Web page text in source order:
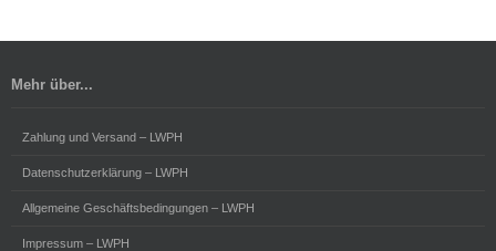
Mehr über...
Zahlung und Versand – LWPH
Datenschutzerklärung – LWPH
Allgemeine Geschäftsbedingungen – LWPH
Impressum – LWPH